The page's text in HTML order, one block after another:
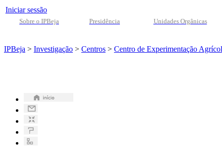
Iniciar sessão
Sobre o IPBeja Presidência Unidades Orgânicas
IPBeja > Investigação > Centros > Centro de Experimentação